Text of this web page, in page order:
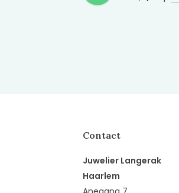
Contact
Juwelier Langerak
Haarlem